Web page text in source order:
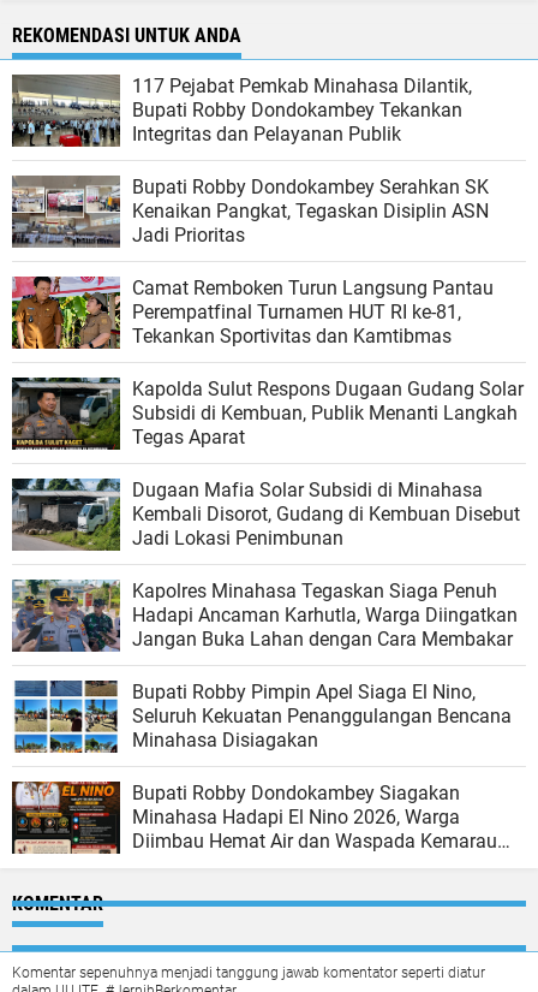
REKOMENDASI UNTUK ANDA
117 Pejabat Pemkab Minahasa Dilantik,
Bupati Robby Dondokambey Tekankan
Integritas dan Pelayanan Publik
Bupati Robby Dondokambey Serahkan SK
Kenaikan Pangkat, Tegaskan Disiplin ASN
Jadi Prioritas
Camat Remboken Turun Langsung Pantau
Perempatfinal Turnamen HUT RI ke-81,
Tekankan Sportivitas dan Kamtibmas
Kapolda Sulut Respons Dugaan Gudang Solar
Subsidi di Kembuan, Publik Menanti Langkah
Tegas Aparat
Dugaan Mafia Solar Subsidi di Minahasa
Kembali Disorot, Gudang di Kembuan Disebut
Jadi Lokasi Penimbunan
Kapolres Minahasa Tegaskan Siaga Penuh
Hadapi Ancaman Karhutla, Warga Diingatkan
Jangan Buka Lahan dengan Cara Membakar
Bupati Robby Pimpin Apel Siaga El Nino,
Seluruh Kekuatan Penanggulangan Bencana
Minahasa Disiagakan
Bupati Robby Dondokambey Siagakan
Minahasa Hadapi El Nino 2026, Warga
Diimbau Hemat Air dan Waspada Kemarau
KOMENTAR
Komentar sepenuhnya menjadi tanggung jawab komentator seperti diatur